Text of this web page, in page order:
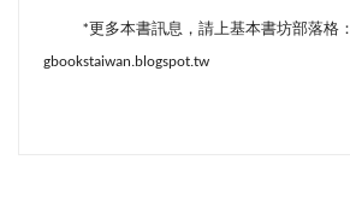
* 更多本書訊息，請上基本書坊部落格：
gbookstaiwan.blogspot.tw